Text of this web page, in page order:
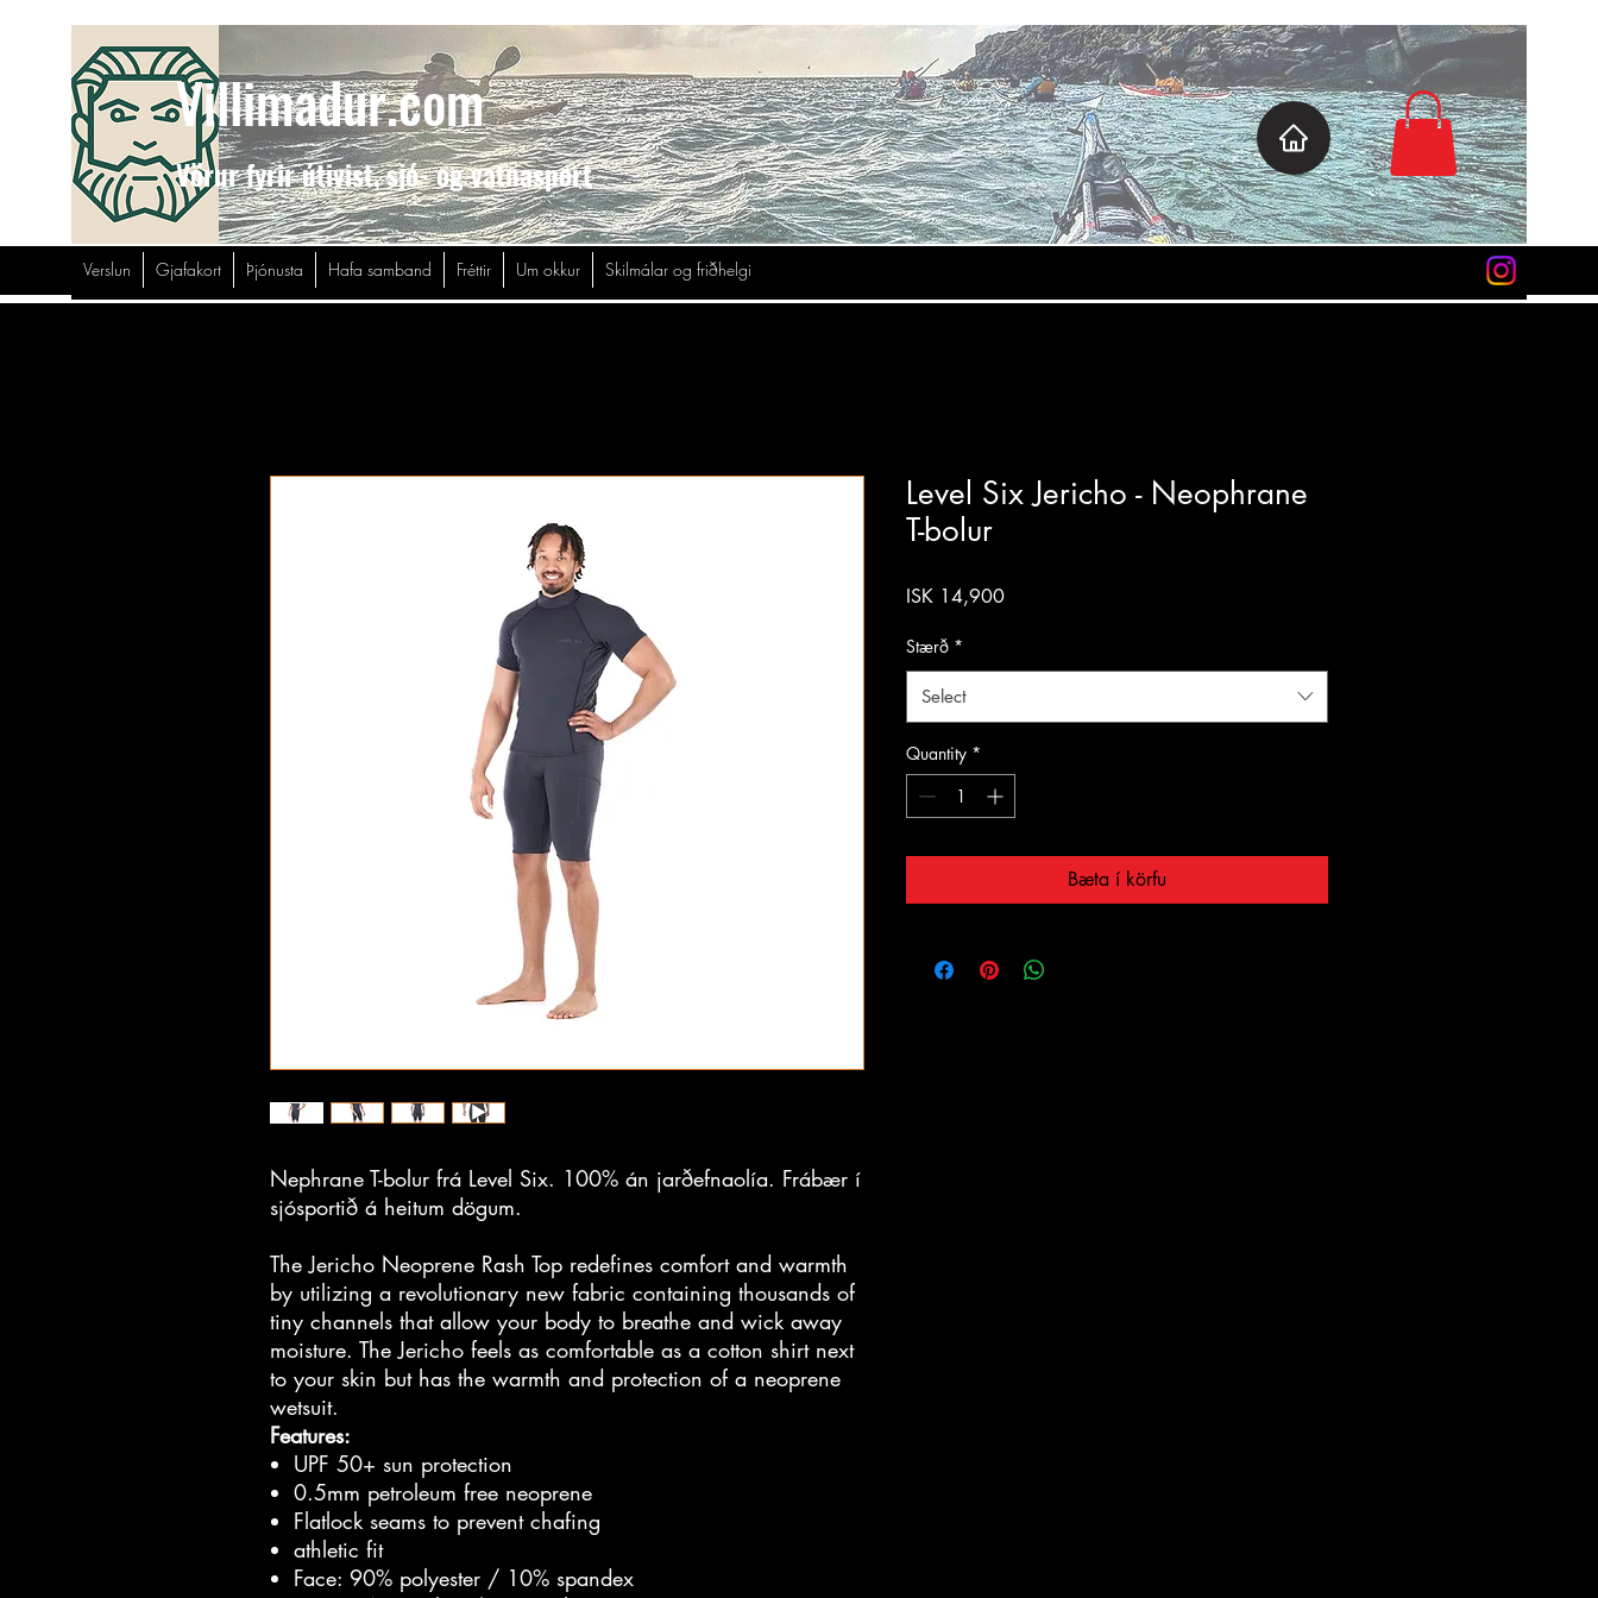
Villimadur.com
Vörur fyrir útivist,sjó- og vatnasport
Verslun Gjafakort Þjónusta Hafa samband Fréttir Um okkur Skilmálar og friðhelgi
Nephrane T-bolur frá Level Six. 100% án jarðefnaolía. Frábær í
sjósportið á heitum dögum.
The Jericho Neoprene Rash Top redefines comfort and warmth
by utilizing a revolutionary new fabric containing thousands of
tiny channels that allow your body to breathe and wick away
moisture. The Jericho feels as comfortable as a cotton shirt next
to your skin but has the warmth and protection of a neoprene
wetsuit.
Features:
UPF 50+ sun protection
0.5mm petroleum free neoprene
Flatlock seams to prevent chafing
athletic fit
Face: 90% polyester / 10% spandex
Level Six Jericho - Neophrane
T-bolur
ISK 14,900Price
Stærð *
Select
Quantity *
Bæta í körfu